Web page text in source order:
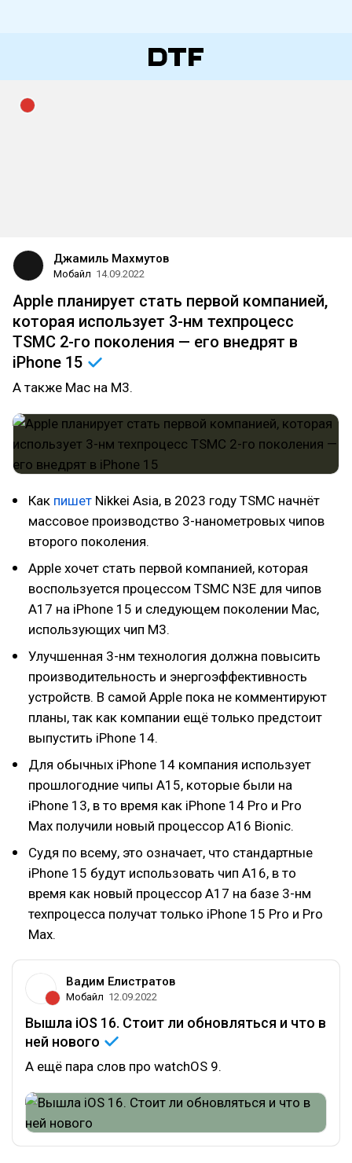
Джамиль Махмутов
Мобайл 14.09.2022
Apple планирует стать первой компанией,
которая использует 3-нм техпроцесс
TSMC 2-го поколения — его внедрят в
iPhone 15
А также Mac на M3.
Как пишет Nikkei Asia, в 2023 году TSMC начнёт
массовое производство 3-нанометровых чипов
второго поколения.
Apple хочет стать первой компанией, которая
воспользуется процессом TSMC N3E для чипов
A17 на iPhone 15 и следующем поколении Mac,
использующих чип M3.
Улучшенная 3-нм технология должна повысить
производительность и энергоэффективность
устройств. В самой Apple пока не комментируют
планы, так как компании ещё только предстоит
выпустить iPhone 14.
Для обычных iPhone 14 компания использует
прошлогодние чипы A15, которые были на
iPhone 13, в то время как iPhone 14 Pro и Pro
Max получили новый процессор A16 Bionic.
Судя по всему, это означает, что стандартные
iPhone 15 будут использовать чип A16, в то
время как новый процессор A17 на базе 3-нм
техпроцесса получат только iPhone 15 Pro и Pro
Max.
Вадим Елистратов
Мобайл 12.09.2022
Вышла iOS 16. Стоит ли обновляться и что в
ней нового
А ещё пара слов про watchOS 9.